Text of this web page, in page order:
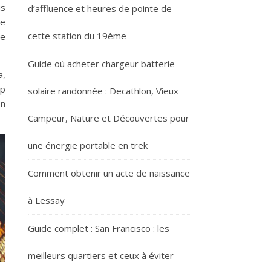
d’affluence et heures de pointe de
cette station du 19ème
Guide où acheter chargeur batterie
solaire randonnée : Decathlon, Vieux
Campeur, Nature et Découvertes pour
une énergie portable en trek
Comment obtenir un acte de naissance
à Lessay
Guide complet : San Francisco : les
meilleurs quartiers et ceux à éviter